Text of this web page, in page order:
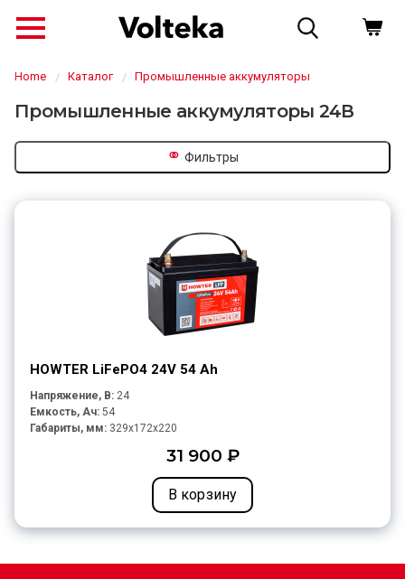
Home Каталог Промышленные аккумуляторы
Промышленные аккумуляторы 24В
⚭ Фильтры
HOWTER LiFePO4 24V 54 Ah
Напряжение, В: 24
Емкость, Ач: 54
Габариты, мм: 329x172x220
31 900 ₽
В корзину